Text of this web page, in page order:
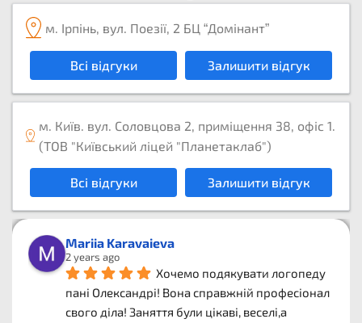
м. Ірпінь, вул. Поезії, 2 БЦ “Домінант”
Всі відгуки Залишити відгук
м. Київ. вул. Соловцова 2, приміщення 38, офіс 1.
(ТОВ "Київський ліцей "Планетаклаб")
Всі відгуки Залишити відгук
Mariia Karavaieva
2 years ago
Хочемо подякувати логопеду
пані Олександрі! Вона справжній професіонал
свого діла! Заняття були цікаві, веселі,а